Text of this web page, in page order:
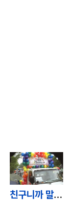
친구니까 말할게 / Because You\'re My Friend